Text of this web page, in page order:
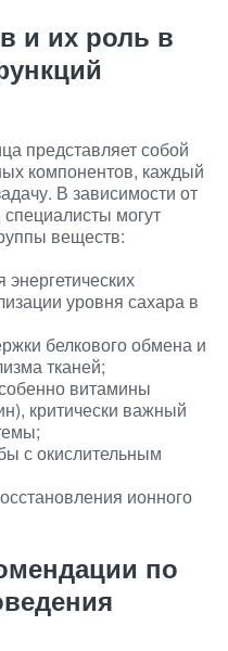
и их роль в
представляет собой
компонентов, каждый
В зависимости от
могут
веществ:
уровня сахара в
белкового обмена и
тканей;
витамины
критически важный
с окислительным
ионного
по